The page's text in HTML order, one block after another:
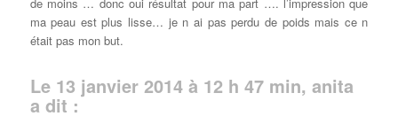
ma peau est plus lisse… je n ai pas perdu de poids mais ce n
était pas mon but.
Le 13 janvier 2014 à 12 h 47 min, anita
a dit :